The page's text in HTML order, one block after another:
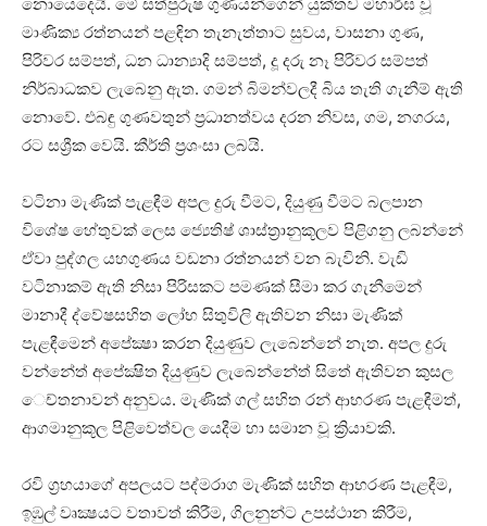
මාණික්‍ය රත්නයන් පළඳින තැනැත්තාට සුවය, වාසනා ගුණ,
පිරිවර සම්පත්, ධන ධාන්‍යාදි සම්පත්, දූ දරු නෑ පිරිවර සම්පත්
නිර්බාධකව ලැබෙනු ඇත. ගමන් බිමන්වලදී බිය තැති ගැනීම් ඇති
නොවේ. එබඳු ගුණවතුන් ප්‍රධානත්වය දරන නිවස, ගම, නගරය,
රට සශ්‍රීක වෙයි. කීර්ති ප්‍රශංසා ලබයි.
වටිනා මැණික්‌ පැළඳීම අපල දුරු වීමට, දියුණු වීමට බලපාන
විශේෂ හේතුවක්‌ ලෙස ජ්‍යෙතිෂ් ශාස්‌ත්‍රානුකූලව පිළිගනු ලබන්නේ
ඒවා පුද්ගල යහගුණය වඩනා රත්නයන් වන බැවිනි. වැඩි
වටිනාකම් ඇති නිසා පිරිසකට පමණක්‌ සීමා කර ගැනීමෙන්
මානාදී ද්වේෂසහිත ලෝභ සිතුවිලි ඇතිවන නිසා මැණික්‌
පැළඳීමෙන් අපේක්‍ෂා කරන දියුණුව ලැබෙන්නේ නැත. අපල දුරු
වන්නේත් අපේක්‍ෂිත දියුණුව ලැබෙන්නේත් සිතේ ඇතිවන කුසල
ෙච්තනාවන් අනුවය. මැණික්‌ ගල් සහිත රන් ආභරණ පැළඳීමත්,
ආගමානුකූල පිළිවෙත්වල යෙදීම හා සමාන වූ ක්‍රියාවකි.
රවි ග්‍රහයාගේ අපලයට පද්මරාග මැණික්‌ සහිත ආභරණ පැළඳීම,
ඉඹුල් වෘක්‍ෂයට වතාවත් කිරීම, ගිලනුන්ට උපස්‌ථාන කිරීම,